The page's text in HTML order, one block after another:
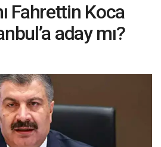
Fahrettin Koca
aday mı?